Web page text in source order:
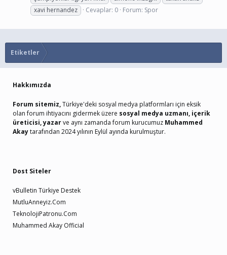
xavi hernandez
Cevaplar: 0 Forum: Spor
Etiketler
Hakkımızda
Forum sitemiz,Türkiye'deki sosyal medya platformları için eksik
olan forum ihtiyacını gidermek üzere sosyal medya uzmanı, içerik
üreticisi, yazarve aynı zamanda forum kurucumuz Muhammed
Akaytarafından 2024 yılının Eylül ayında kurulmuştur.
Dost Siteler
vBulletin Türkiye Destek
MutluAnneyiz.Com
TeknolojiPatronu.Com
Muhammed Akay Official